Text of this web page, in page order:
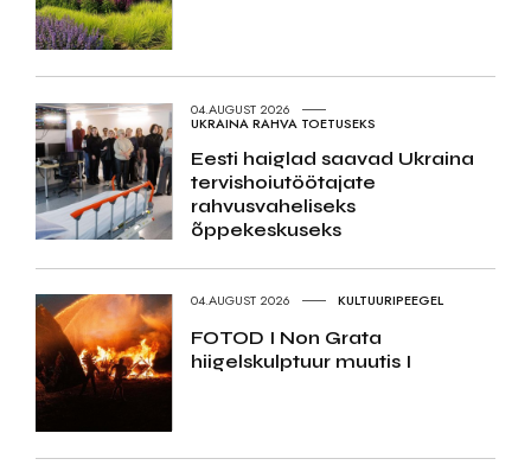
04.AUGUST 2026
UKRAINA RAHVA TOETUSEKS
Eesti haiglad saavad Ukraina
tervishoiutöötajate
rahvusvaheliseks
õppekeskuseks
04.AUGUST 2026 KULTUURIPEEGEL
FOTOD I Non Grata
hiigelskulptuur muutis I